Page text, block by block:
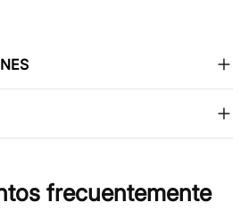
frecuentemente